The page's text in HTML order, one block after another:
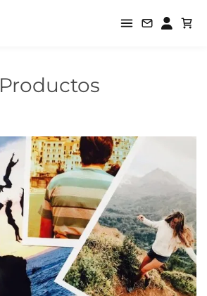
Productos